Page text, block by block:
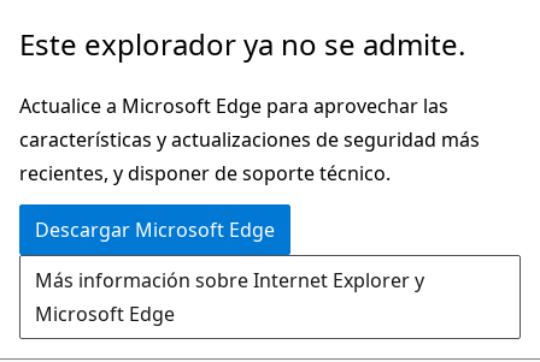
Ir
contenido
principal
Ir
la
navegación
en
la
página
Este explorador ya no se admite.
Actualice a Microsoft Edge para aprovechar las
características y actualizaciones de seguridad más
recientes, y disponer de soporte técnico.
Descargar Microsoft Edge
Más información sobre Internet Explorer y
Microsoft Edge